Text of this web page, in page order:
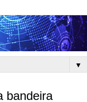
▼
bandeira